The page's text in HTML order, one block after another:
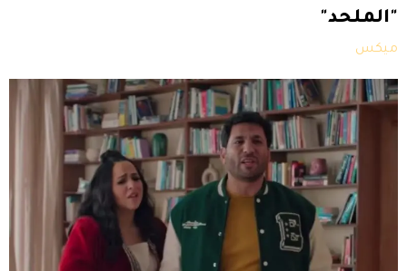
"الملحد"
ميكس